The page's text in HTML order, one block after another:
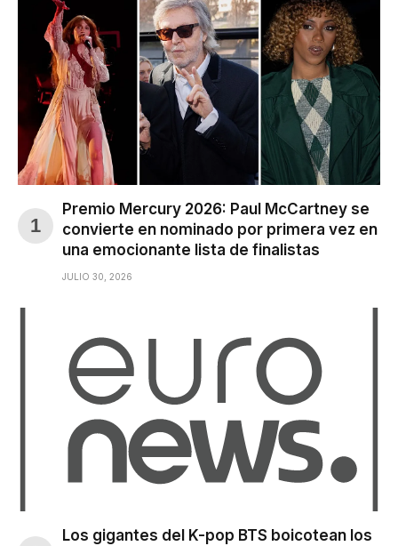
Premio Mercury 2026: Paul McCartney se
convierte en nominado por primera vez en
una emocionante lista de finalistas
JULIO 30, 2026
Los gigantes del K-pop BTS boicotean los